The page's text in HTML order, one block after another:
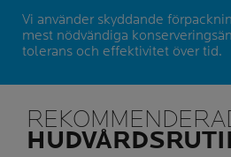
Vi använder skyddande
mest nödvändiga
tolerans och effektivitet över tid.